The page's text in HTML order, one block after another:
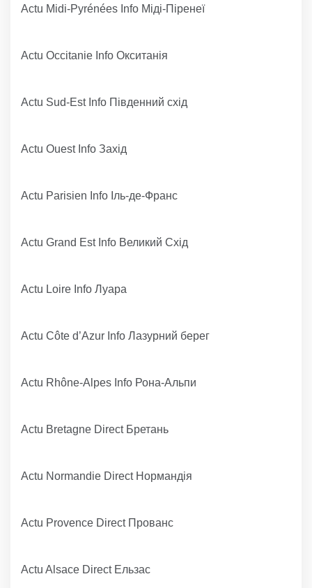
Actu Midi-Pyrénées Info Міді-Піренеї
Actu Occitanie Info Окситанія
Actu Sud-Est Info Південний схід
Actu Ouest Info Захід
Actu Parisien Info Іль-де-Франс
Actu Grand Est Info Великий Схід
Actu Loire Info Луара
Actu Côte d’Azur Info Лазурний берег
Actu Rhône-Alpes Info Рона-Альпи
Actu Bretagne Direct Бретань
Actu Normandie Direct Нормандія
Actu Provence Direct Прованс
Actu Alsace Direct Ельзас